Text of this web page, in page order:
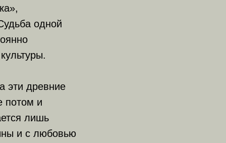
одной
эти древние
потом и
лишь
и с любовью